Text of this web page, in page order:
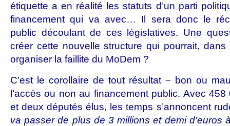
étiquette a en réalité les statuts d’un parti
financement qui va avec… Il sera donc le
public découlant de ces législatives. Une
créer cette nouvelle structure qui pourrait,
organiser la faillite du MoDem ?
C’est le corollaire de tout résultat − bon ou
l’accès ou non au financement public. Avec
et deux députés élus, les temps s’annoncent
va passer de plus de 3 millions et demi d’euros